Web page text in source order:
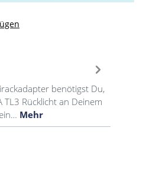
benötigst Du,
TL3 Rücklicht an Deinem
Mehr